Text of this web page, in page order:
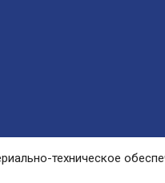
техническое